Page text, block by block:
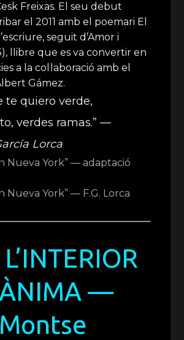
Freixas. El seu debut
el 2011 amb el poemari El
seguit d’Amor i
llibre que es va convertir en
a la col·laboració amb el
Gámez.
te quiero verde,
verdes ramas.” —
Lorca
Nueva York” — adaptació
Nueva York” — F.G. Lorca
—